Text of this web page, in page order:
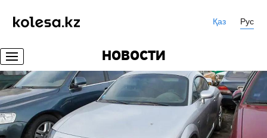
Қаз Рус
НОВОСТИ